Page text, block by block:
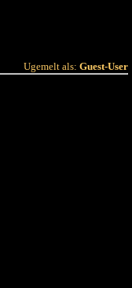
Ugemelt als: Guest-User